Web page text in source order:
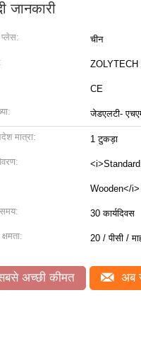
जानकारी
प्लेस: चीन
ZOLYTECH
CE
जेडएलटी-
मात्रा: 1 टुकड़ा
Wooden</
30 कार्यदिवस
20 / पीसी /
अच्छी कीमत अब